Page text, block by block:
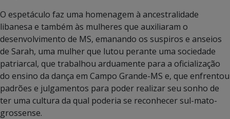
O espetáculo faz uma homenagem à ancestralidade
libanesa e também às mulheres que auxiliaram o
desenvolvimento de MS, emanando os suspiros e anseios
de Sarah, uma mulher que lutou perante uma sociedade
patriarcal, que trabalhou arduamente para a oficialização
do ensino da dança em Campo Grande-MS e, que enfrentou
padrões e julgamentos para poder realizar seu sonho de
ter uma cultura da qual poderia se reconhecer sul-mato-
grossense.